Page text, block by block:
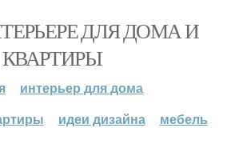
ДЛЯ ДОМА И
КВАРТИРЫ
интерьер для дома
идеи дизайна мебель